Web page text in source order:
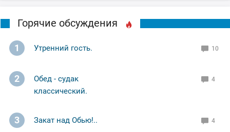
Горячие обсуждения
1 Утренний гость. 10
2
Обед - судак
классический.
4
3 Закат над Обью!.. 4